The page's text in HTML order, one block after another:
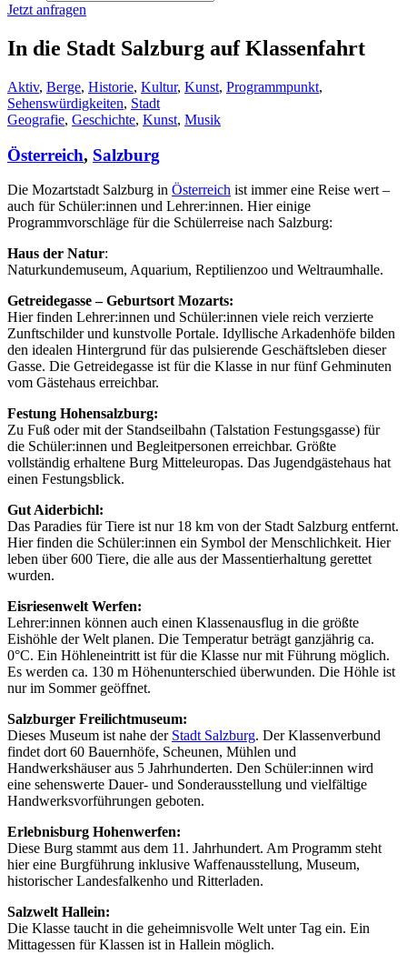
Jetzt anfragen
In die Stadt Salzburg auf Klassenfahrt
Aktiv, Berge, Historie, Kultur, Kunst, Programmpunkt,
Sehenswürdigkeiten, Stadt
Geografie, Geschichte, Kunst, Musik
Österreich, Salzburg
Die Mozartstadt Salzburg in Österreich ist immer eine Reise wert –
auch für Schüler:innen und Lehrer:innen. Hier einige
Programmvorschläge für die Schülerreise nach Salzburg:
Haus der Natur:
Naturkundemuseum, Aquarium, Reptilienzoo und Weltraumhalle.
Getreidegasse – Geburtsort Mozarts:
Hier finden Lehrer:innen und Schüler:innen viele reich verzierte
Zunftschilder und kunstvolle Portale. Idyllische Arkadenhöfe bilden
den idealen Hintergrund für das pulsierende Geschäftsleben dieser
Gasse. Die Getreidegasse ist für die Klasse in nur fünf Gehminuten
vom Gästehaus erreichbar.
Festung Hohensalzburg:
Zu Fuß oder mit der Standseilbahn (Talstation Festungsgasse) für
die Schüler:innen und Begleitpersonen erreichbar. Größte
vollständig erhaltene Burg Mitteleuropas. Das Jugendgästehaus hat
einen Festungsblick.
Gut Aiderbichl:
Das Paradies für Tiere ist nur 18 km von der Stadt Salzburg entfernt.
Hier finden die Schüler:innen ein Symbol der Menschlichkeit. Hier
leben über 600 Tiere, die alle aus der Massentierhaltung gerettet
wurden.
Eisriesenwelt Werfen:
Lehrer:innen können auch einen Klassenausflug in die größte
Eishöhle der Welt planen. Die Temperatur beträgt ganzjährig ca.
0°C. Ein Höhleneintritt ist für die Klasse nur mit Führung möglich.
Es werden ca. 130 m Höhenunterschied überwunden. Die Höhle ist
nur im Sommer geöffnet.
Salzburger Freilichtmuseum:
Dieses Museum ist nahe der Stadt Salzburg. Der Klassenverbund
findet dort 60 Bauernhöfe, Scheunen, Mühlen und
Handwerkshäuser aus 5 Jahrhunderten. Den Schüler:innen wird
eine sehenswerte Dauer- und Sonderausstellung und vielfältige
Handwerksvorführungen geboten.
Erlebnisburg Hohenwerfen:
Diese Burg stammt aus dem 11. Jahrhundert. Am Programm steht
hier eine Burgführung inklusive Waffenausstellung, Museum,
historischer Landesfalkenho und Ritterladen.
Salzwelt Hallein:
Die Klasse taucht in die geheimnisvolle Welt unter Tag ein. Ein
Mittagessen für Klassen ist in Hallein möglich.